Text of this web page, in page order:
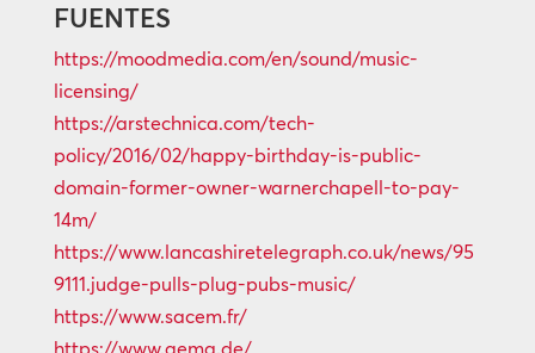
FUENTES
https://moodmedia.com/en/sound/music-
licensing/
https://arstechnica.com/tech-
policy/2016/02/happy-birthday-is-public-
domain-former-owner-warnerchapell-to-pay-
14m/
https://www.lancashiretelegraph.co.uk/news/95
9111.judge-pulls-plug-pubs-music/
https://www.sacem.fr/
https://www.gema.de/